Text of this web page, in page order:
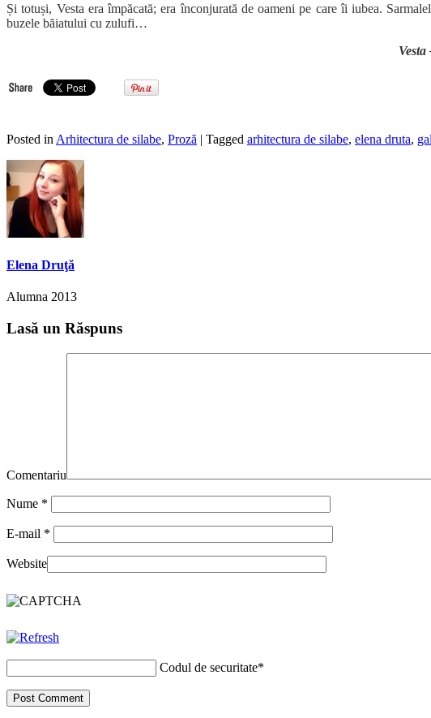
Și totuși, Vesta era împăcată; era înconjurată de oameni pe care îi iubea.
buzele băiatului cu zulufi…
Posted in Arhitectura de silabe, Proză | Tagged arhitectura de silabe, elena druta,
Elena Druţă
Alumna 2013
Lasă un Răspuns
Comentariu
Nume *
E-mail *
Website
Codul de securitate*